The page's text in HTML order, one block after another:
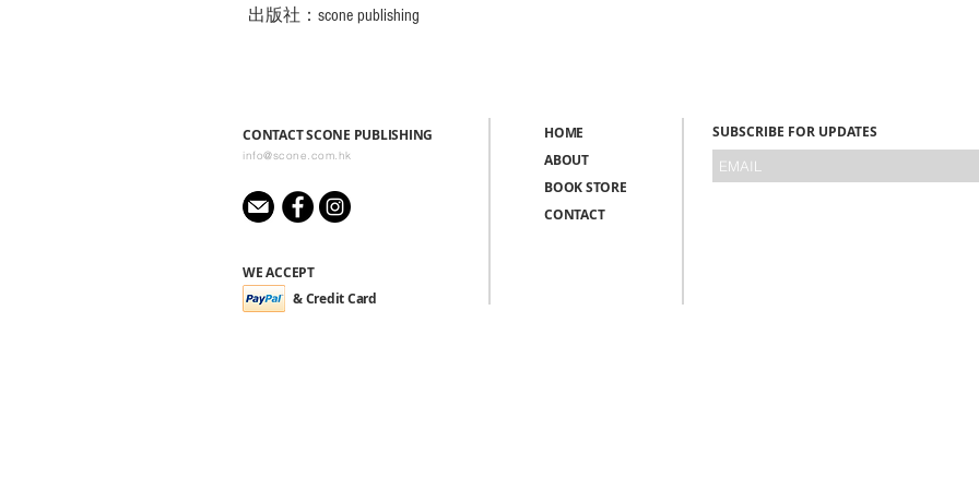
出版社：scone publishing
CONTACT SCONE PUBLISHING
info@scone.com.hk
WE ACCEPT
& Credit Card
HOME
ABOUT
BOOK STORE
CONTACT
SUBSCRIBE FOR UPDATES